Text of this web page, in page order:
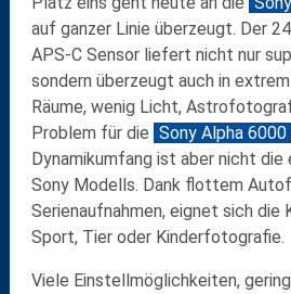
auf ganzer Linie überzeugt. Der
APS-C Sensor liefert nicht nur
sondern überzeugt auch in
Räume, wenig Licht,
Problem für die Sony Alpha 6000
Dynamikumfang ist aber nicht die
Sony Modells. Dank flottem
Serienaufnahmen, eignet sich die
Sport, Tier oder Kinderfotografie.
Viele Einstellmöglichkeiten,